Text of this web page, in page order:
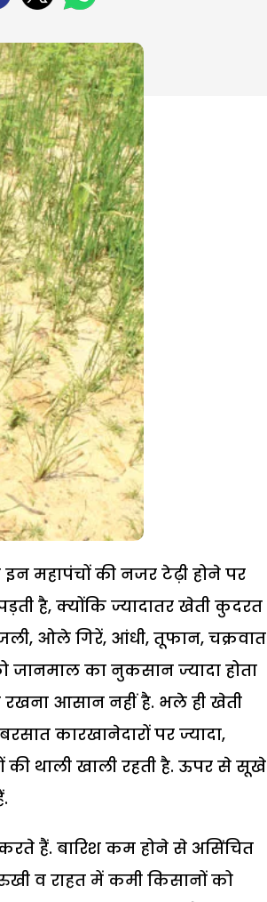
महापंचों की नजर टेढ़ी होने पर
है, क्योंकि ज्यादातर खेती कुदरत
ओले गिरें, आंधी, तूफान, चक्रवात
का नुकसान ज्यादा होता
आसान नहीं है. भले ही खेती
कारखानेदारों पर ज्यादा,
की थाली खाली रहती है. ऊपर से सूखे
हैं. बारिश कम होने से असिंचित
व राहत में कमी किसानों को